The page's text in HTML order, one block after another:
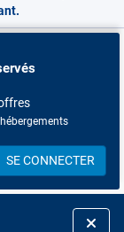
SE CONNECTER